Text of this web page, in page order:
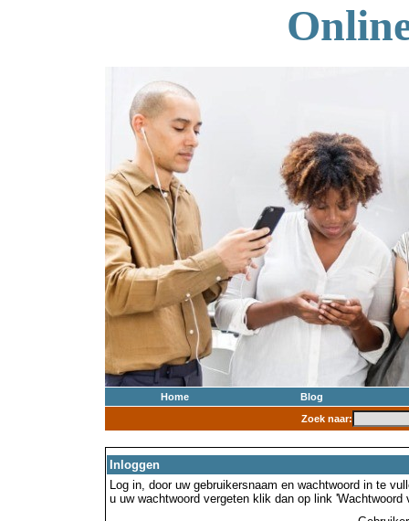
Home
Blog
Zoek naar:
Inloggen
Log in, door uw gebruikersnaam en wachtwoord in te
u uw wachtwoord vergeten klik dan op link 'Wachtwoord